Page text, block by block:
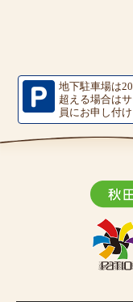
地下駐車場は
超える場合は
員にお申し付け